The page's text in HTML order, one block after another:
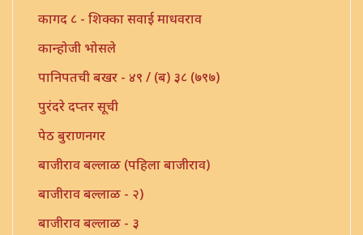
कागद ८ - शिक्का सवाई माधवराव
कान्होजी भोसले
पानिपतची बखर - ४९ / (ब) ३८ (७९७)
पुरंदरे दप्तर सूची
पेठ बुराणनगर
बाजीराव बल्लाळ (पहिला बाजीराव)
बाजीराव बल्लाळ - २)
बाजीराव बल्लाळ - ३